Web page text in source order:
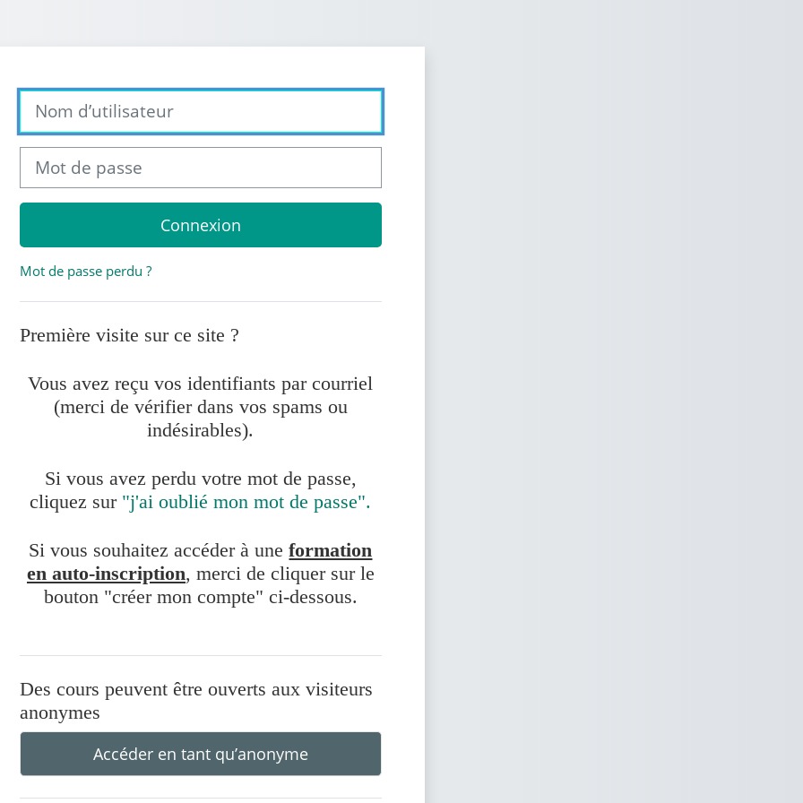
Connexion
Mot de passe perdu ?
Première visite sur ce site ?
Vous avez reçu vos identifiants par courriel
(merci de vérifier dans vos spams ou
indésirables).
Si vous avez perdu votre mot de passe,
cliquez sur "j'ai oublié mon mot de passe".
Si vous souhaitez accéder à uneformation
en auto-inscription, merci de cliquer sur le
bouton "créer mon compte" ci-dessous.
Des cours peuvent être ouverts aux visiteurs
anonymes
Accéder en tant qu’anonyme